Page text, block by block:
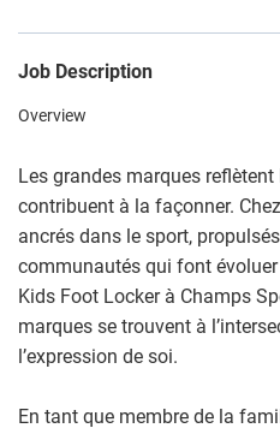
Job Description
Overview
Les grandes marques
contribuent à la façonner.
ancrés dans le sport,
communautés qui font
Kids Foot Locker à Champs
marques se trouvent à
l’expression de soi.
En tant que membre de la